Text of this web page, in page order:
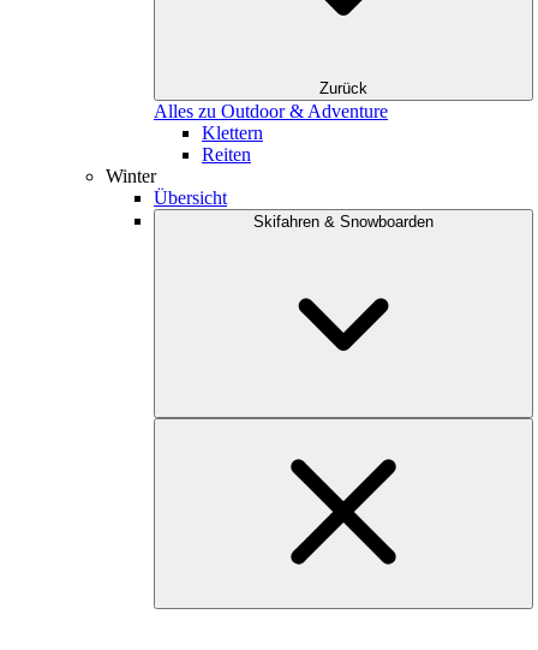
Zurück
Alles zu Outdoor & Adventure
Klettern
Reiten
Winter
Übersicht
Skifahren & Snowboarden